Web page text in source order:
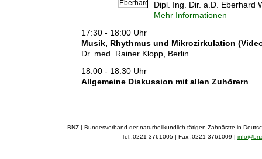
Dipl. Ing. Dir. a.D. Eberhard
Mehr Informationen
17:30 - 18:00 Uhr
Musik, Rhythmus und Mikrozirkulation
Dr. med. Rainer Klopp, Berlin
18.00 - 18.30 Uhr
Allgemeine Diskussion mit allen Zuhörern
BNZ | Bundesverband der naturheilkundlich tätigen Zahnärzte in
Tel.:0221-3761005 | Fax.:0221-3761009 |